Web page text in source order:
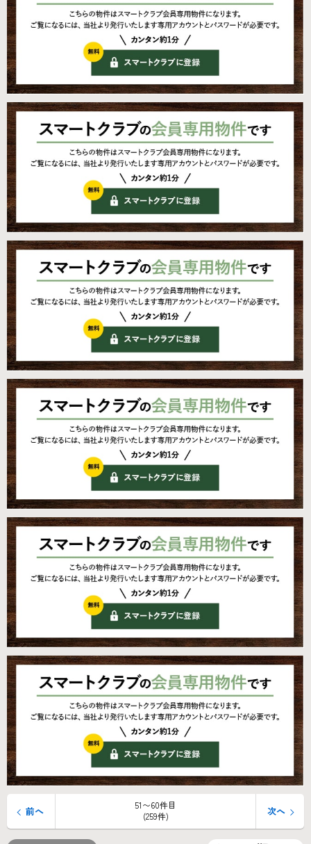
51〜60件目
(259件)
前へ 次へ